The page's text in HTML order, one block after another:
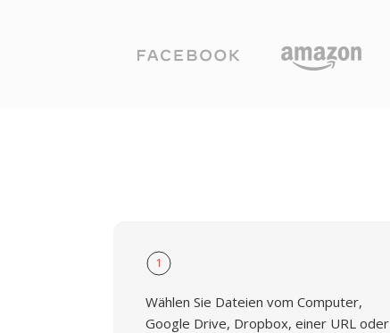
1
Wählen Sie Dateien vom Computer,
Google Drive, Dropbox, einer URL oder